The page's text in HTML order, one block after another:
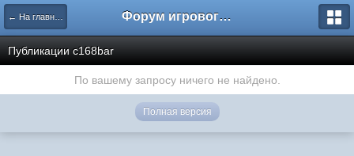
← На главную Форум игрового проекта Riverrise
Публикации c168bar
По вашему запросу ничего не найдено.
Полная версия